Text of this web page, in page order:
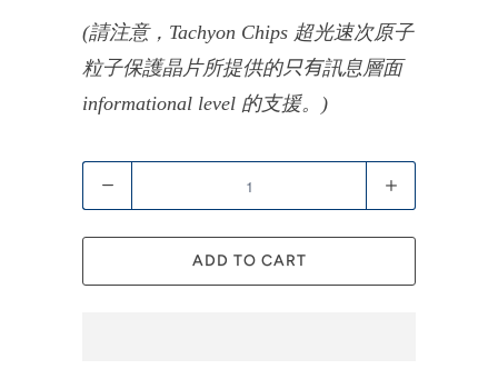
(請注意，Tachyon Chips 超光速次原子
粒子保護晶片所提供的只有訊息層面
informational level 的支援。)
ADD TO CART